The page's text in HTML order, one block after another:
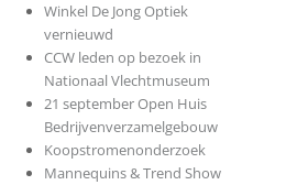
Winkel De Jong Optiek
vernieuwd
CCW leden op bezoek in
Nationaal Vlechtmuseum
21 september Open Huis
Bedrijvenverzamelgebouw
Koopstromenonderzoek
Mannequins & Trend Show